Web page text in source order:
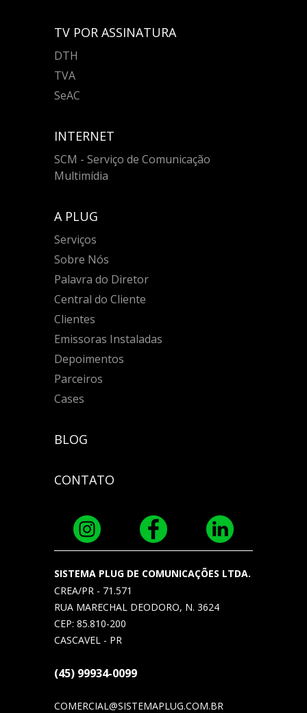
TV POR ASSINATURA
DTH
TVA
SeAC
INTERNET
SCM - Serviço de Comunicação
Multimídia
A PLUG
Serviços
Sobre Nós
Palavra do Diretor
Central do Cliente
Clientes
Emissoras Instaladas
Depoimentos
Parceiros
Cases
BLOG
CONTATO
SISTEMA PLUG DE COMUNICAÇÕES LTDA.
CREA/PR - 71.571
RUA MARECHAL DEODORO, N. 3624
CEP: 85.810-200
CASCAVEL - PR
(45) 99934-0099
COMERCIAL@SISTEMAPLUG.COM.BR